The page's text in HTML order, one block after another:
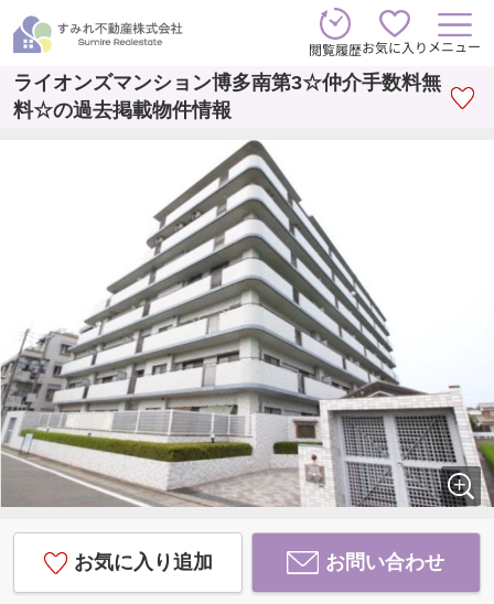
閲覧履歴お気に入り メニュー
ライオンズマンション博多南第3☆仲介手数料無
料☆の過去掲載物件情報
お気に入り追加 お問い合わせ